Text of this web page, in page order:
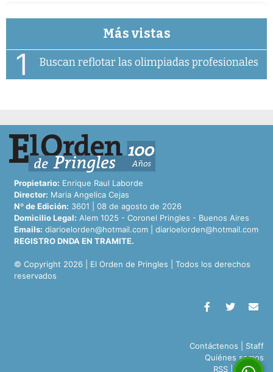
Más vistas
1 Buscan reflotar las olimpiadas profesionales
Propietario: Enrique Raul Laborde
Director: Maria Angelica Cejas
Nº de Edición: 3601 | 08 de agosto de 2026
Domicilio Legal: Alem 1025 - Coronel Pringles - Buenos Aires
Emails: diarioelorden@hotmail.com
diarioelorden@hotmail.com
REGISTRO DNDA EN TRAMITE.
© Copyright 2026 | El Orden de Pringles | Todos los derechos
reservados
Contáctenos
Staff
Quiénes somos
RSS | Archivo